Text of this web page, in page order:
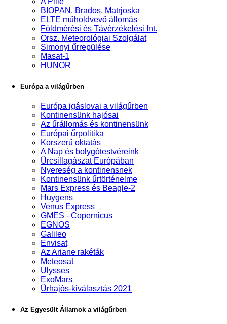
BIOPAN, Brados, Matrjoska
ELTE műholdvevő állomás
Földmérési és Távérzékelési Int.
Orsz. Meteorológiai Szolgálat
Simonyi űrrepülése
Masat-1
HUNOR
Európa a világűrben
Európa igáslovai a világűrben
Kontinensünk hajósai
Az űrállomás és kontinensünk
Európai űrpolitika
Korszerű oktatás
A Nap és bolygótestvéreink
Űrcsillagászat Európában
Nyereség a kontinensnek
Kontinensünk űrtörténelme
Mars Express és Beagle-2
Huygens
Venus Express
GMES - Copernicus
EGNOS
Galileo
Envisat
Az Ariane rakéták
Meteosat
Ulysses
ExoMars
Űrhajós-kiválasztás 2021
Az Egyesült Államok a világűrben